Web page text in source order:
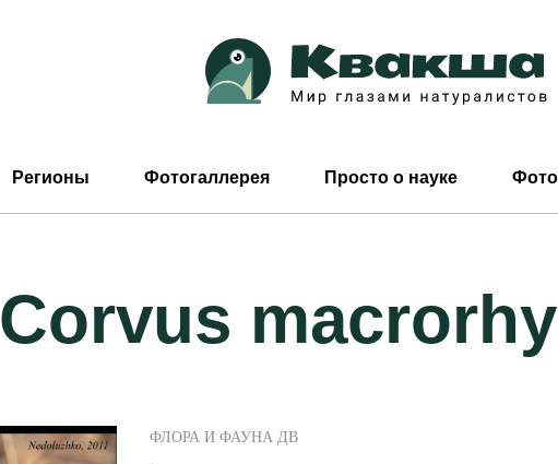
Регионы Фотогаллерея Просто о науке
Corvus
ФЛОРА И ФАУНА ДВ